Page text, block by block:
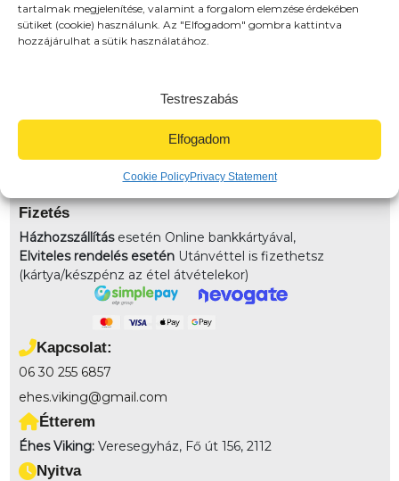
tartalmak megjelenítése, valamint a forgalom elemzése érdekében
sütiket (cookie) használunk. Az "Elfogadom" gombra kattintva
hozzájárulhat a sütik használatához.
Elfogadom
Testreszabás
Cookie PolicyPrivacy Statement
Házhozszállítás / Elvitel
területe) 3-4km-közt: 990 (Veresegyház távoli pontja)
4km felett: 1490 (Környező települések) 7km-10km-ig:
Rendelésedet kérheted előrendeléssel elvitelre,
Fizetés
Házhozszállításesetén Online bankkártyával,
Elviteles rendelés esetén Utánvéttel is fizethetsz
(kártya/készpénz az étel átvételekor)
Kapcsolat:
06 30 255 6857
ehes.viking@gmail.com
Étterem
Éhes Viking: Veresegyház, Fő út 156, 2112
Nyitva